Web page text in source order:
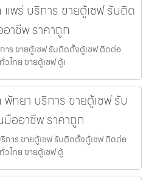
แพร่ บริการ ขายตู้เซฟ รับติด
าชีพ ราคาถูก
าร ขายตู้เซฟ รับติดตั้งตู้เซฟ ติดต่อ
ไทย ขายตู้เซฟ ตู้เ
พัทยา บริการ ขายตู้เซฟ รับ
ออาชีพ ราคาถูก
การ ขายตู้เซฟ รับติดตั้งตู้เซฟ ติดต่อ
ไทย ขายตู้เซฟ ตู้